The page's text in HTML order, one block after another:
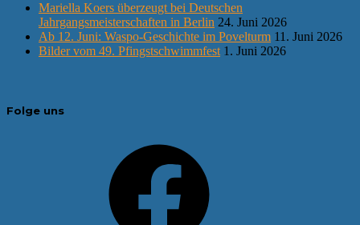
Mariella Koers überzeugt bei Deutschen
Jahrgangsmeisterschaften in Berlin 24. Juni 2026
Ab 12. Juni: Waspo-Geschichte im Povelturm 11. Juni 2026
Bilder vom 49. Pfingstschwimmfest 1. Juni 2026
Folge uns